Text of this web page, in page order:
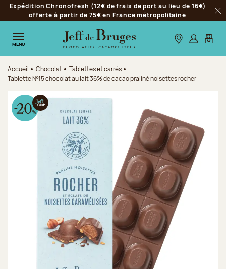
Aller à la navigation
Aller au contenu principal
Aller au pied de page
Expédition Chronofresh (12€ de frais de port au lieu de 16€)
offerte à partir de 75€ en France métropolitaine
MENU Nos boutiques
S’identifier
Mon
Accueil Chocolat
Tablettes et carrés
Tablette Nº15 chocolat au lait 36% de cacao praliné noisettes rocher